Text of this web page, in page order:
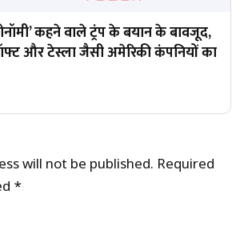
कहने वाले ट्रंप के बयान के बावजूद,
और टेस्ला जैसी अमेरिकी कंपनियों का
will not be published. Required
*